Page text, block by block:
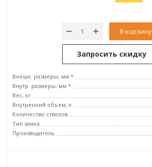
В корзину
Запросить скидку
Внешн. размеры, мм *
Внутр. размеры, мм *
Вес, кг
Внутренний объем, л
Количество стволов
Тип замка
Производитель